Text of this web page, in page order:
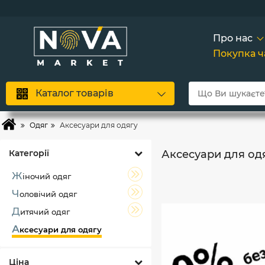
Про нас
Покупка
Каталог товарів
Одяг Аксесуари для одягу
Категорії
Жіночий одяг
Чоловічий одяг
Дитячий одяг
Аксесуари для одягу
Ціна
Аксесуари для